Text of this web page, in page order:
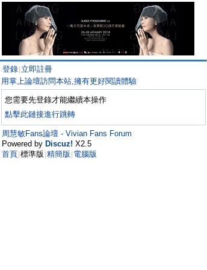
登錄 立即註冊
用掌上論壇訪問本站,擁有更好閱讀體驗
您需要先登錄才能繼續本操作
點擊此鏈接進行跳轉
周慧敏Fans論壇 - Vivian Fans Forum
Powered by Discuz! X2.5
首頁 標準版 精簡版 電腦版